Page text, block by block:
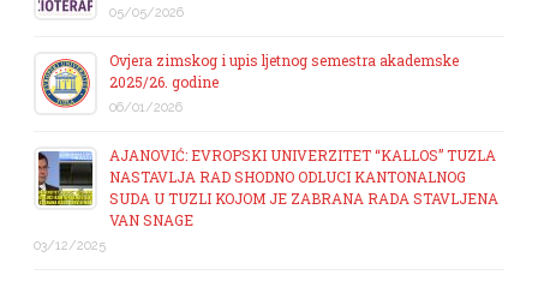
05/05/2026
Ovjera zimskog i upis ljetnog semestra akademske
2025/26. godine
06/01/2026
AJANOVIĆ: EVROPSKI UNIVERZITET “KALLOS” TUZLA
NASTAVLJA RAD SHODNO ODLUCI KANTONALNOG
SUDA U TUZLI KOJOM JE ZABRANA RADA STAVLJENA
VAN SNAGE
03/12/2025